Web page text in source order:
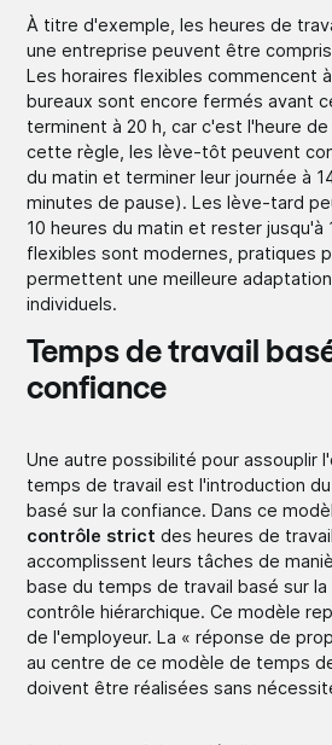
À titre d'exemple, les heures de
une entreprise peuvent être
Les horaires flexibles commencent
bureaux sont encore fermés avant
terminent à 20 h, car c'est l'heure
cette règle, les lève-tôt peuvent
du matin et terminer leur journée à
minutes de pause). Les lève-tard
10 heures du matin et rester jusqu'à
flexibles sont modernes, pratiques
permettent une meilleure
individuels.
Temps de travail
confiance
Une autre possibilité pour assouplir
temps de travail est l'introduction
basé sur la confiance. Dans ce
contrôle strict des heures de
accomplissent leurs tâches de
base du temps de travail basé sur la
contrôle hiérarchique. Ce modèle
de l'employeur. La « réponse de
au centre de ce modèle de temps
doivent être réalisées sans